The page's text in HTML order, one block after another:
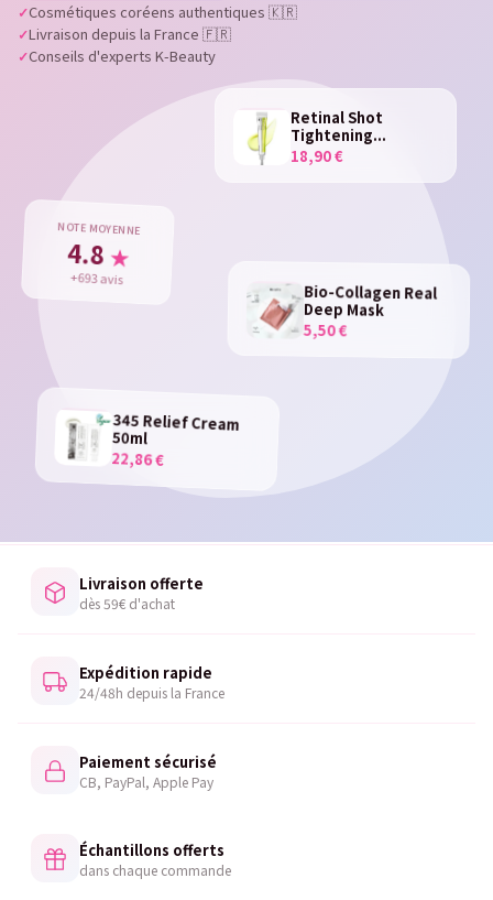
Cosmétiques coréens authentiques 🇰🇷
Livraison depuis la France 🇫🇷
Conseils d'experts K-Beauty
Retinal Shot
Tightening...
18,90 €
345 Relief Cream
50ml
22,86 €
Bio-Collagen Real
Deep Mask
5,50 €
NOTE MOYENNE
4.8 ★
+693 avis
Livraison offerte
dès 59€ d'achat
Expédition rapide
24/48h depuis la France
Paiement sécurisé
CB, PayPal, Apple Pay
Échantillons offerts
dans chaque commande